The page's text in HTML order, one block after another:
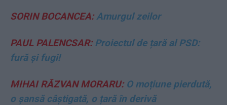
SORIN BOCANCEA:Amurgul zeilor
PAUL PALENCSAR:Proiectul de țară al PSD:
fură și fugi!
MIHAI RĂZVAN MORARU:O moțiune pierdută,
o șansă câștigată, o țară în derivă